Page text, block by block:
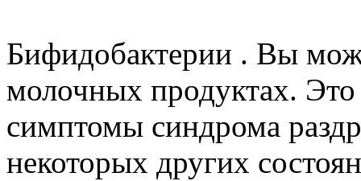
Бифидобактерии . Вы
молочных продуктах.
симптомы синдрома
некоторых других